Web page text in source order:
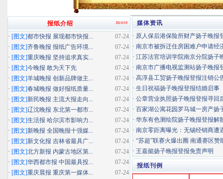
媒体资讯
· 原人保后港保险所财产扬子晚报
· 南京市被拆迁住房困难户申请经
· 江苏法官培训学院南京分院扬子
· 南京市广播电视监测站扬子晚报
· 高淳县工贸扬子晚报登报注销公
· 生日祝福扬子晚报登报结婚启事
· 公章营业执照扬子晚报登报寻回
· 百家湖公寓花园罗马城一房产扬
· 华东有色测绘院扬子晚报登报解
· 南京零距离曝光：无锡经销商遭
· “苏超”联赛火爆出圈 南通赛区赞
· 王嘉懿扬子晚报登报免责声明
报纸刊例
more
报纸介绍
07-24
· [图文]都市快报 展现都市快报...
07-24
· [图文]齐鲁晚报 报纸广告环境...
07-24
· [图文]重庆晚报 坚持追求真实...
07-24
· [图文]今晚报 敢为天下先
07-24
· [图文]羊城晚报 创新品牌做主...
07-24
· [图文]春城晚报 做好报纸质量...
07-24
· [图文]新民晚报 主流大报走向...
07-24
· [图文]辽沈晚报 东北第一都市...
07-24
· [图文]生活报 哈尔滨市影响力...
07-24
· [图文]新晚报 全国晚报十强媒...
07-24
· [图文]新文化报 吉林省最具广...
07-24
· [图文]北方新报 内蒙古地区第...
07-24
· [图文]华西都市报 中国最具投...
07-24
· [图文]重庆晨报 重庆第一媒体...